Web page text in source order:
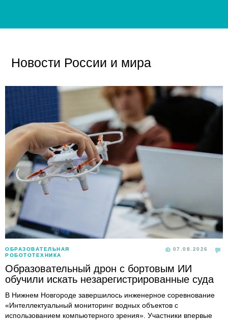
Новости России и мира
ОБРАЗОВАТЕЛЬНАЯ
РОБОТОТЕХНИКА
07.08.2026
Образовательный дрон с бортовым ИИ
обучили искать незарегистрированные суда
В Нижнем Новгороде завершилось инженерное соревнование
«Интеллектуальный мониторинг водных объектов с
использованием компьютерного зрения». Участники впервые